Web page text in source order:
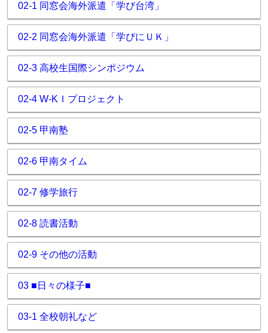
02-1 同窓会海外派遣「学び台湾」
02-2 同窓会海外派遣「学びにＵＫ」
02-3 高校生国際シンポジウム
02-4 W-KＩプロジェクト
02-5 甲南塾
02-6 甲南タイム
02-7 修学旅行
02-8 読書活動
02-9 その他の活動
03 ■日々の様子■
03-1 全校朝礼など